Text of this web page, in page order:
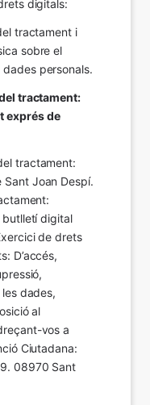
digitals:
tractament i
sobre el
personals.
tractament:
exprés de
tractament:
Sant Joan Despí.
butlletí digital
de drets
D’accés,
dades,
al
vos a
Ciutadana:
08970 Sant